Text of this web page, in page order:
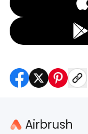
Airbrush